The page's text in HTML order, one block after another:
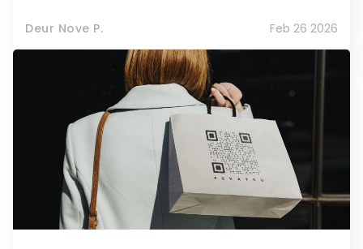
Deur Nove P. Feb 26 2026